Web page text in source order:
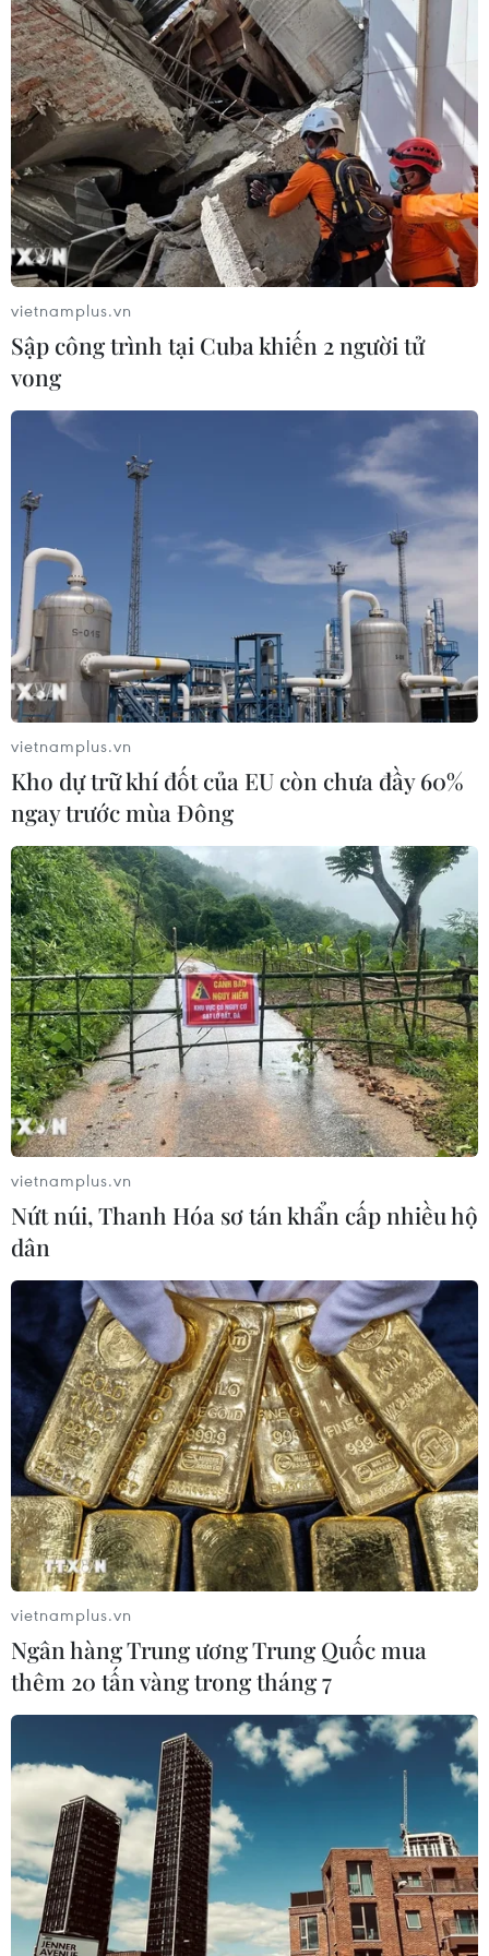
TIN CÙNG CHUYÊN MỤC
Masterise Homes đồng hành cùng
khách hàng trên toàn quốc với giải
pháp tài chính ưu việt
07/08/2026 08:39
vietnamplus.vn
Sập công trình tại Cuba khiến 2 người tử
vong
vietnamplus.vn
Kho dự trữ khí đốt của EU còn chưa đầy 60%
ngay trước mùa Đông
vietnamplus.vn
Nứt núi, Thanh Hóa sơ tán khẩn cấp nhiều hộ
dân
vietnamplus.vn
Ngân hàng Trung ương Trung Quốc mua
thêm 20 tấn vàng trong tháng 7